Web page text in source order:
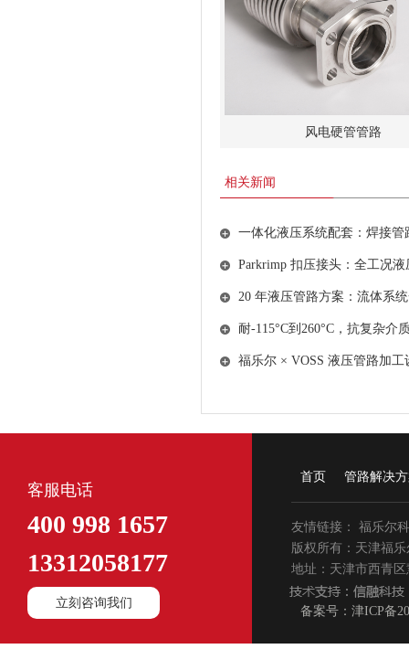
风电硬管管路
相关新闻
一体化液压系统配套：焊接
Parkrimp 扣压接头：全工况
20 年液压管路方案：流体系
耐-115°C到260°C，抗复杂
福乐尔 × VOSS 液压管路加
客服电话
400 998 1657
13312058177
立刻咨询我们
首页 管路解决
友情链接： 福乐尔
版权所有：天津福
地址：天津市西青
备案号：津ICP备